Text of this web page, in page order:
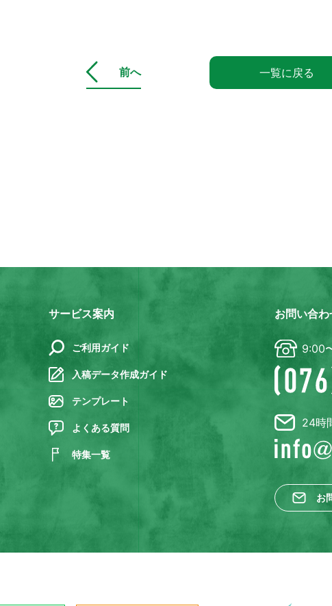
前へ 一覧に戻る
サービス案内
ご利用ガイド
入稿データ作成ガイド
テンプレート
よくある質問
特集一覧
お問い合わ
9:00
24時
お